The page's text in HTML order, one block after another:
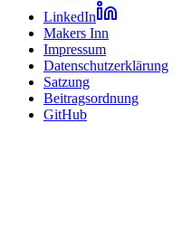
LinkedIn
Makers Inn
Impressum
Datenschutzerklärung
Satzung
Beitragsordnung
GitHub